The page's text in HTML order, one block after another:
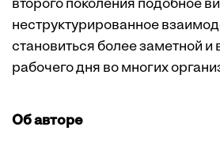
второго поколения подобное
неструктурированное
становиться более заметной
рабочего дня во многих
Об авторе